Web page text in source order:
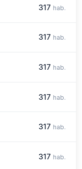
317 hab.
317 hab.
317 hab.
317 hab.
317 hab.
317 hab.